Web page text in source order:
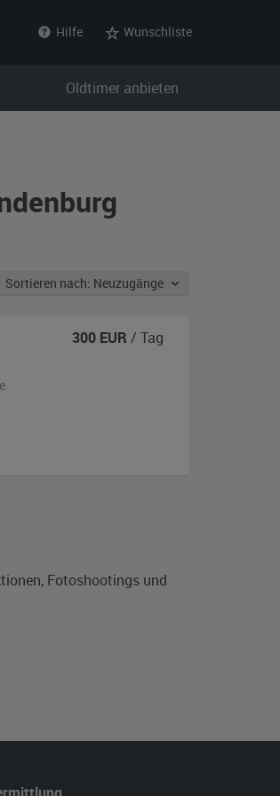
Hilfe Wunschliste
Oldtimer anbieten
Sortieren nach: Neuzugänge
Fotoshootings und
300 EUR / Tag